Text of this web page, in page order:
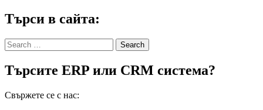
Търси в сайта:
Search
for:
Търсите ERP или CRM система?
Свържете се с нас: